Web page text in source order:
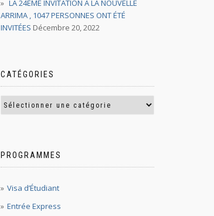
LA 24ÈME INVITATION À LA NOUVELLE
ARRIMA , 1047 PERSONNES ONT ÉTÉ
INVITÉES Décembre 20, 2022
CATÉGORIES
PROGRAMMES
Visa d’Étudiant
Entrée Express